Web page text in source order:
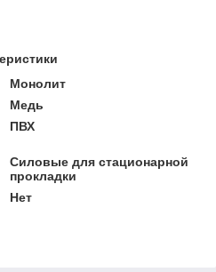
Монолит
Медь
ПВХ
Силовые для стационарной
прокладки
Нет